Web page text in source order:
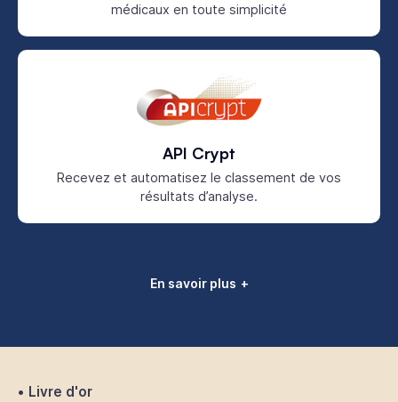
médicaux en toute simplicité
API Crypt
Recevez et automatisez le classement de vos
résultats d’analyse.
En savoir plus
Livre d'or